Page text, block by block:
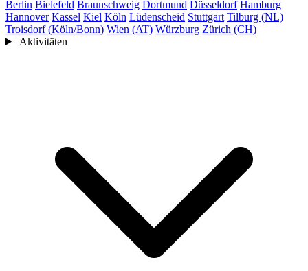
Berlin Bielefeld Braunschweig Dortmund Düsseldorf Hamburg
Hannover Kassel Kiel Köln Lüdenscheid Stuttgart Tilburg (NL)
Troisdorf (Köln/Bonn) Wien (AT) Würzburg Zürich (CH)
Aktivitäten